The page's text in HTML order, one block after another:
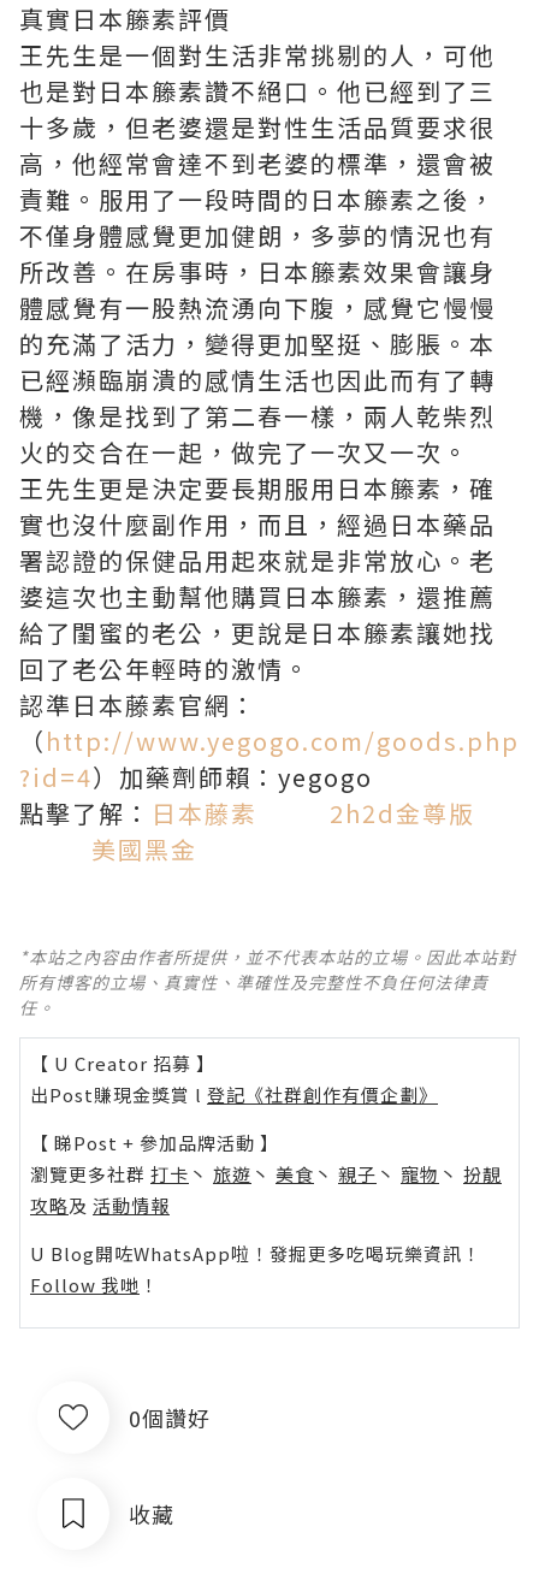
真實日本籐素評價
王先生是一個對生活非常挑剔的人，可他
也是對日本籐素讚不絕口。他已經到了三
十多歲，但老婆還是對性生活品質要求很
高，他經常會達不到老婆的標準，還會被
責難。服用了一段時間的日本籐素之後，
不僅身體感覺更加健朗，多夢的情況也有
所改善。在房事時，日本籐素效果會讓身
體感覺有一股熱流湧向下腹，感覺它慢慢
的充滿了活力，變得更加堅挺、膨脹。本
已經瀕臨崩潰的感情生活也因此而有了轉
機，像是找到了第二春一樣，兩人乾柴烈
火的交合在一起，做完了一次又一次。
王先生更是決定要長期服用日本籐素，確
實也沒什麼副作用，而且，經過日本藥品
署認證的保健品用起來就是非常放心。老
婆這次也主動幫他購買日本籐素，還推薦
給了閨蜜的老公，更說是日本籐素讓她找
回了老公年輕時的激情。
認準日本藤素官網：
（http://www.yegogo.com/goods.php
?id=4）加藥劑師賴：yegogo
點擊了解： 日本藤素
2h2d金尊版
美國黑金
*本站之內容由作者所提供，並不代表本站的立場。因此本站對
所有博客的立場、真實性、準確性及完整性不負任何法律責
任。
【 U Creator 招募 】
出Post賺現金獎賞 l 登記《社群創作有價企劃》
【 睇Post + 參加品牌活動 】
瀏覽更多社群 打卡 丶 旅遊 丶 美食 丶 親子 丶 寵物 丶 扮靚
攻略及 活動情報
U Blog開咗WhatsApp啦！發掘更多吃喝玩樂資訊！
Follow 我哋 ！
0個讚好
收藏